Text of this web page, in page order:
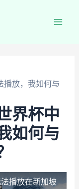
播放，我如何与
界杯中
如何与
播放在新加坡